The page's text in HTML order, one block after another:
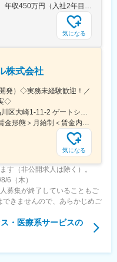
顧客先への訪問は先輩社員と
ます。
年収535万円（入社3年目／29歳） 年収450万円（入社2年目／26歳）
気になる
株式会社
発）◇実務未経験歓迎！／
◇
＜勤務地詳細＞本社住所：東京都品川区大崎1-11-2 ゲートシティ大崎イーストタワー22Ｆ勤務地最寄駅：JR山手線／大崎駅受動喫煙対策：屋内全面禁煙変更の範囲：会社の定める事業所（リモートワーク含む）
＜予定年収＞500万円～600万円＜賃金形態＞月給制＜賃金内訳＞月額（基本給）：300,000円～350,000円＜月給＞300,000円～350,000円＜昇給有無＞有＜残業手当＞有＜給与補足＞上記年収は、あくまで目安であり、前職・経験を考慮し検討させて頂きます。■昇給：あり■賞与：あり※会社業績と個人業績に応じて算定されます。賃金はあくまでも目安の金額であり、選考を通じて上下する可能性があります。月給(月額)は固定手当を含めた表記です。
気になる
す（非公開求人は除く）。
6（木）
募集が終了していることもご
きませんので、あらかじめご
・医療系サービスの